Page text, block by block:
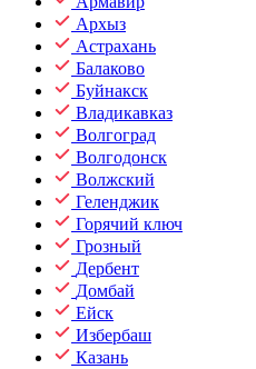
Архыз
Астрахань
Балаково
Буйнакск
Владикавказ
Волгоград
Волгодонск
Волжский
Геленджик
Горячий ключ
Грозный
Дербент
Домбай
Ейск
Избербаш
Казань